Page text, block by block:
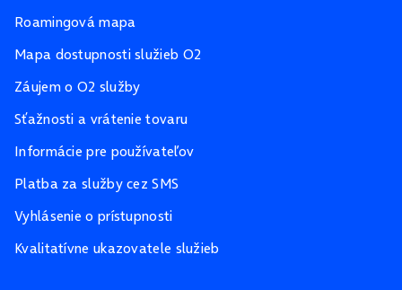
Roamingová mapa
Mapa dostupnosti služieb O2
Záujem o O2 služby
Sťažnosti a vrátenie tovaru
Informácie pre používateľov
Platba za služby cez SMS
Vyhlásenie o prístupnosti
Kvalitatívne ukazovatele služieb